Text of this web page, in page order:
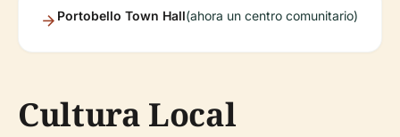
Portobello Town Hall(ahora un centro comunitario)
Cultura Local